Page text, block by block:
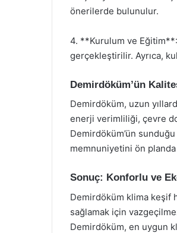
önerilerde bulunulur.
4. **Kurulum ve
gerçekleştirilir. Ayrıca,
Demirdöküm’ün
Demirdöküm, uzun
enerji verimliliği, çevre
Demirdöküm’ün
memnuniyetini ön planda
Sonuç: Konforlu ve
Demirdöküm klima keşif
sağlamak için
Demirdöküm, en uygun